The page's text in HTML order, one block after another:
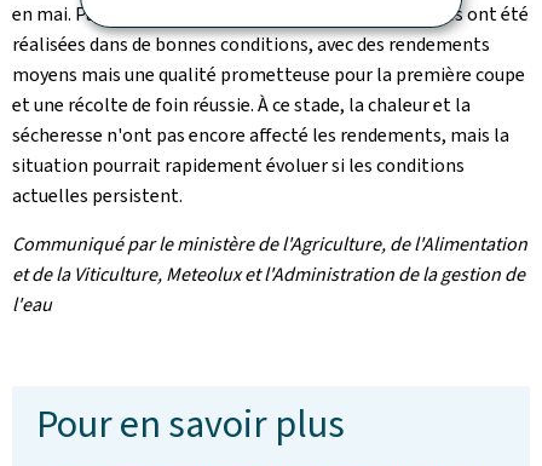
en mai. Par ailleurs, les premières récoltes fourragères ont été
réalisées dans de bonnes conditions, avec des rendements
moyens mais une qualité prometteuse pour la première coupe
et une récolte de foin réussie. À ce stade, la chaleur et la
sécheresse n'ont pas encore affecté les rendements, mais la
situation pourrait rapidement évoluer si les conditions
actuelles persistent.
Communiqué par le ministère de l'Agriculture, de l'Alimentation
et de la Viticulture, Meteolux et l'Administration de la gestion de
l'eau
Pour en savoir plus